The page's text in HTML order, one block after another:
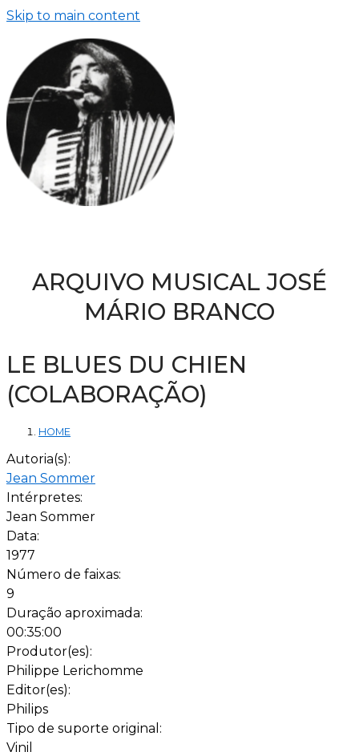
Skip to main content
ARQUIVO MUSICAL JOSÉ
MÁRIO BRANCO
LE BLUES DU CHIEN
(COLABORAÇÃO)
HOME
Autoria(s):
Jean Sommer
Intérpretes:
Jean Sommer
Data:
1977
Número de faixas:
9
Duração aproximada:
00:35:00
Produtor(es):
Philippe Lerichomme
Editor(es):
Philips
Tipo de suporte original:
Vinil